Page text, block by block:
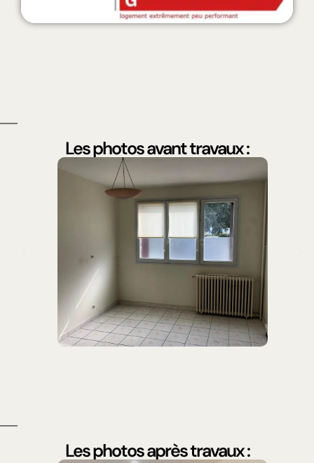
Les photos avant travaux :
Les photos après travaux :